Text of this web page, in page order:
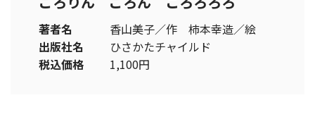
著者名
香山美子／作 柿本幸造／絵
出版社名
ひさかたチャイルド
税込価格
1,100円